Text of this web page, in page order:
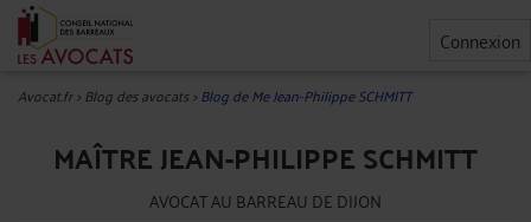
Connexion
Avocat.fr>Blog des avocats>Blog de Me Jean-Philippe SCHMITT
MAÎTRE JEAN-PHILIPPE SCHMITT
AVOCAT AU BARREAU DE DIJON